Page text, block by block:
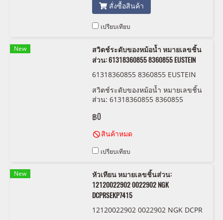
สั่งซื้อสินค้า
เปรียบเทียบ
New
สวิตช์ระดับของหม้อน้ำ หมายเลขชิ้น
ส่วน: 61318360855 8360855 EUSTEIN
61318360855 8360855 EUSTEIN
สวิตช์ระดับของหม้อน้ำ หมายเลขชิ้น
ส่วน: 61318360855 8360855
฿0
สินค้าหมด
เปรียบเทียบ
New
หัวเทียน หมายเลขชิ้นส่วน:
12120022902 0022902 NGK
DCPRSEKP7415
12120022902 0022902 NGK DCPR